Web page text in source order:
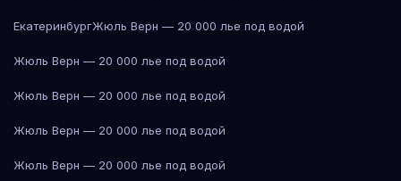
ЕкатеринбургЖюль Верн — 20 000 лье под водой
Жюль Верн — 20 000 лье под водой
Жюль Верн — 20 000 лье под водой
Жюль Верн — 20 000 лье под водой
Жюль Верн — 20 000 лье под водой